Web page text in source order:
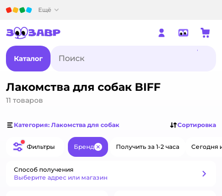
Ещё
Каталог
Лакомства для собак BIFF
11 товаров
Категория: Лакомства для собак Сортировка
Фильтры Бренд ЗакрытьПолучить за 1-2 часа Сегодня
Способ получения
Выберите адрес или магазин